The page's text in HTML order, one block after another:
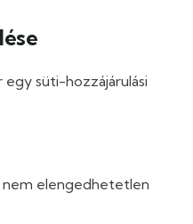
süti-hozzájárulási
nem elengedhetetlen